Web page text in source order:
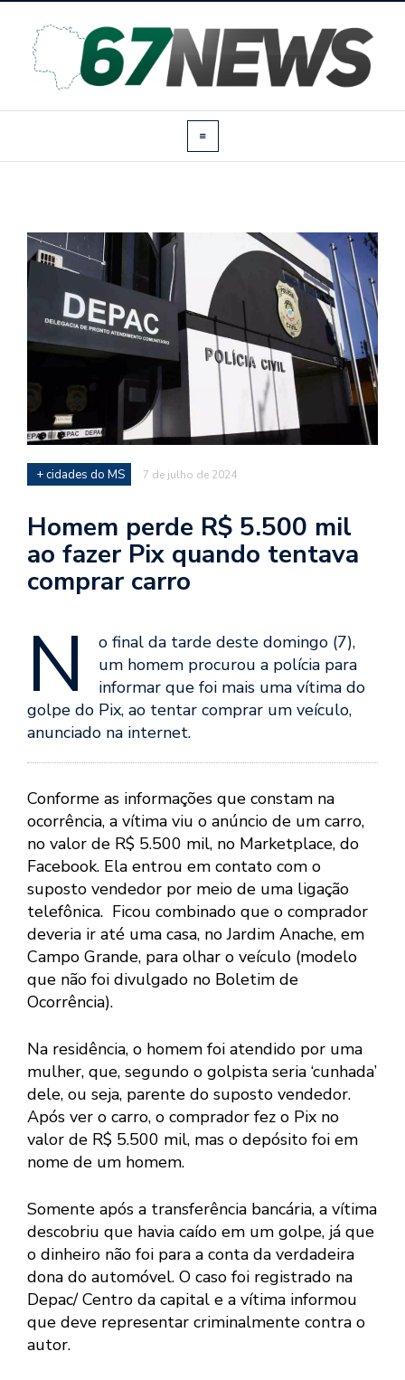
+ cidades do MS 7 de julho de 2024
Homem perde R$ 5.500 mil
ao fazer Pix quando tentava
comprar carro
N
o final da tarde deste domingo (7),
um homem procurou a polícia para
informar que foi mais uma vítima do
golpe do Pix, ao tentar comprar um veículo,
anunciado na internet.
Conforme as informações que constam na
ocorrência, a vítima viu o anúncio de um carro,
no valor de R$ 5.500 mil, no Marketplace, do
Facebook. Ela entrou em contato com o
suposto vendedor por meio de uma ligação
telefônica. Ficou combinado que o comprador
deveria ir até uma casa, no Jardim Anache, em
Campo Grande, para olhar o veículo (modelo
que não foi divulgado no Boletim de
Ocorrência).
Na residência, o homem foi atendido por uma
mulher, que, segundo o golpista seria ‘cunhada’
dele, ou seja, parente do suposto vendedor.
Após ver o carro, o comprador fez o Pix no
valor de R$ 5.500 mil, mas o depósito foi em
nome de um homem.
Somente após a transferência bancária, a vítima
descobriu que havia caído em um golpe, já que
o dinheiro não foi para a conta da verdadeira
dona do automóvel. O caso foi registrado na
Depac/ Centro da capital e a vítima informou
que deve representar criminalmente contra o
autor.